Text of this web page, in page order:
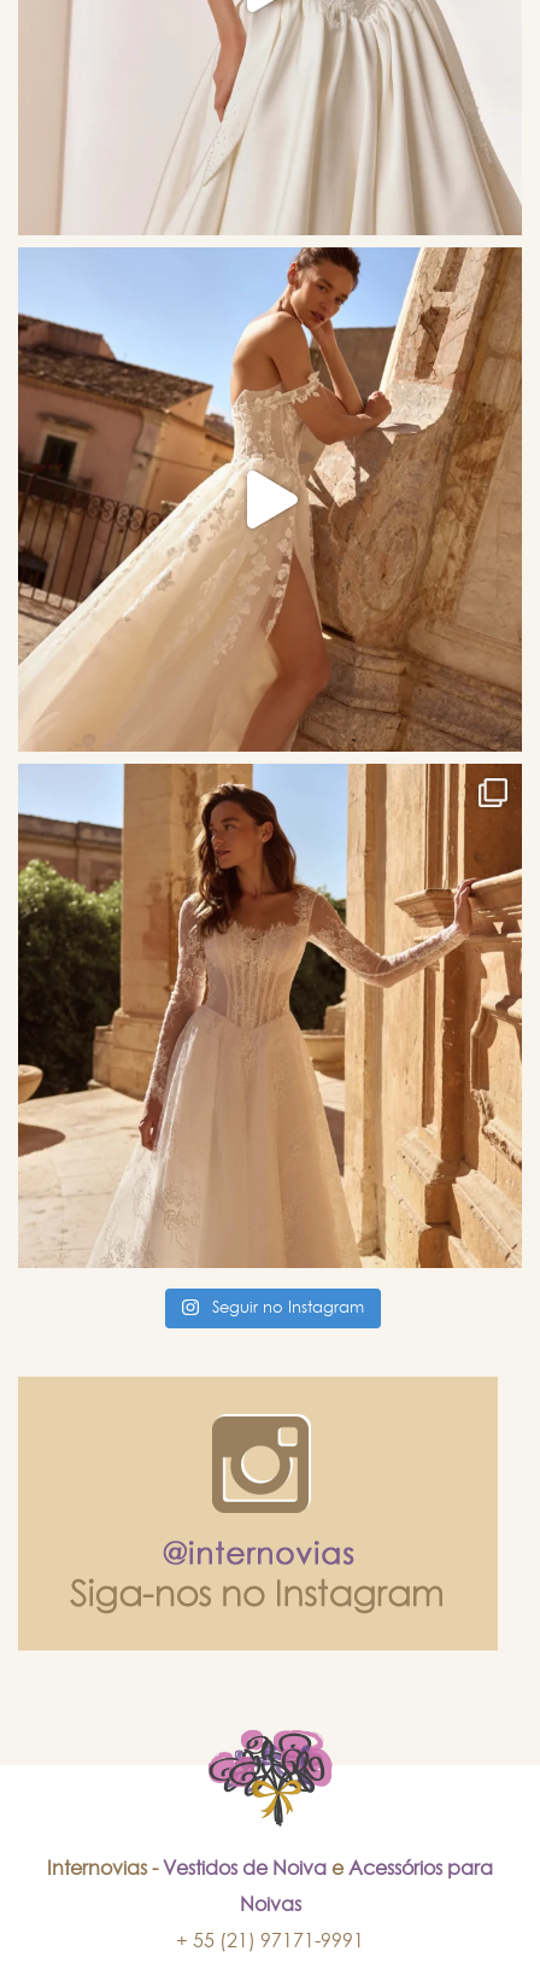
Seguir no Instagram
Internovias - Vestidos de Noiva e Acessórios para
Noivas
+ 55 (21) 97171-9991